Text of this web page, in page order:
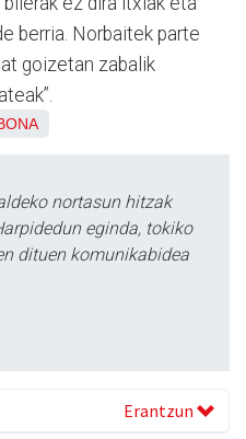
berria. Norbaitek parte
goizetan zabalik
nortasun hitzak
eginda, tokiko
dituen komunikabidea
Erantzun